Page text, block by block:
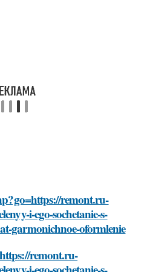
remont.ru-
i-ego-sochetanie-s-
garmonichnoe-oformlenie
remont.ru-